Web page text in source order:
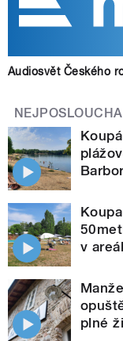
Audiosvět Českého
v
plné